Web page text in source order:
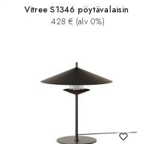
Vitree S1346 pöytävalaisin
428 € (alv 0%)